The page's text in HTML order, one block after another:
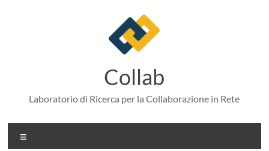
Collab
Laboratorio di Ricerca per la Collaborazione in Rete